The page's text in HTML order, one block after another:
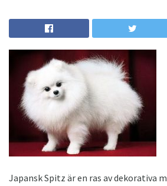
Japansk Spitz är en ras av dekorativa